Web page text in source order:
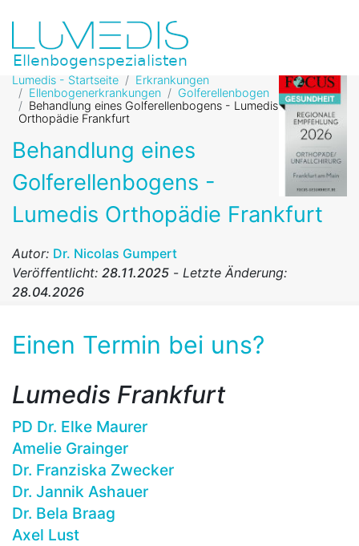
Lumedis - Startseite
Erkrankungen
Ellenbogenerkrankungen
Golferellenbogen
Behandlung eines Golferellenbogens - Lumedis
Orthopädie Frankfurt
Behandlung eines
Golferellenbogens -
Lumedis Orthopädie Frankfurt
Autor: Dr. Nicolas Gumpert
Veröffentlicht: 28.11.2025 - Letzte Änderung:
28.04.2026
Einen Termin bei uns?
Lumedis Frankfurt
PD Dr. Elke Maurer
Amelie Grainger
Dr. Franziska Zwecker
Dr. Jannik Ashauer
Dr. Bela Braag
Axel Lust